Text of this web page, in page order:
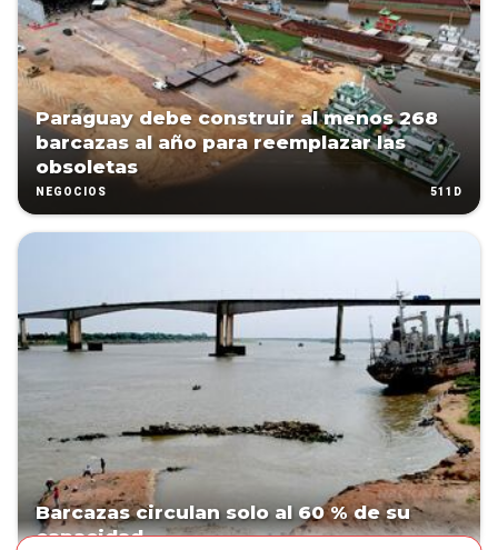
Paraguay debe construir al menos 268
barcazas al año para reemplazar las
obsoletas
NEGOCIOS 511D
Barcazas circulan solo al 60 % de su
capacidad